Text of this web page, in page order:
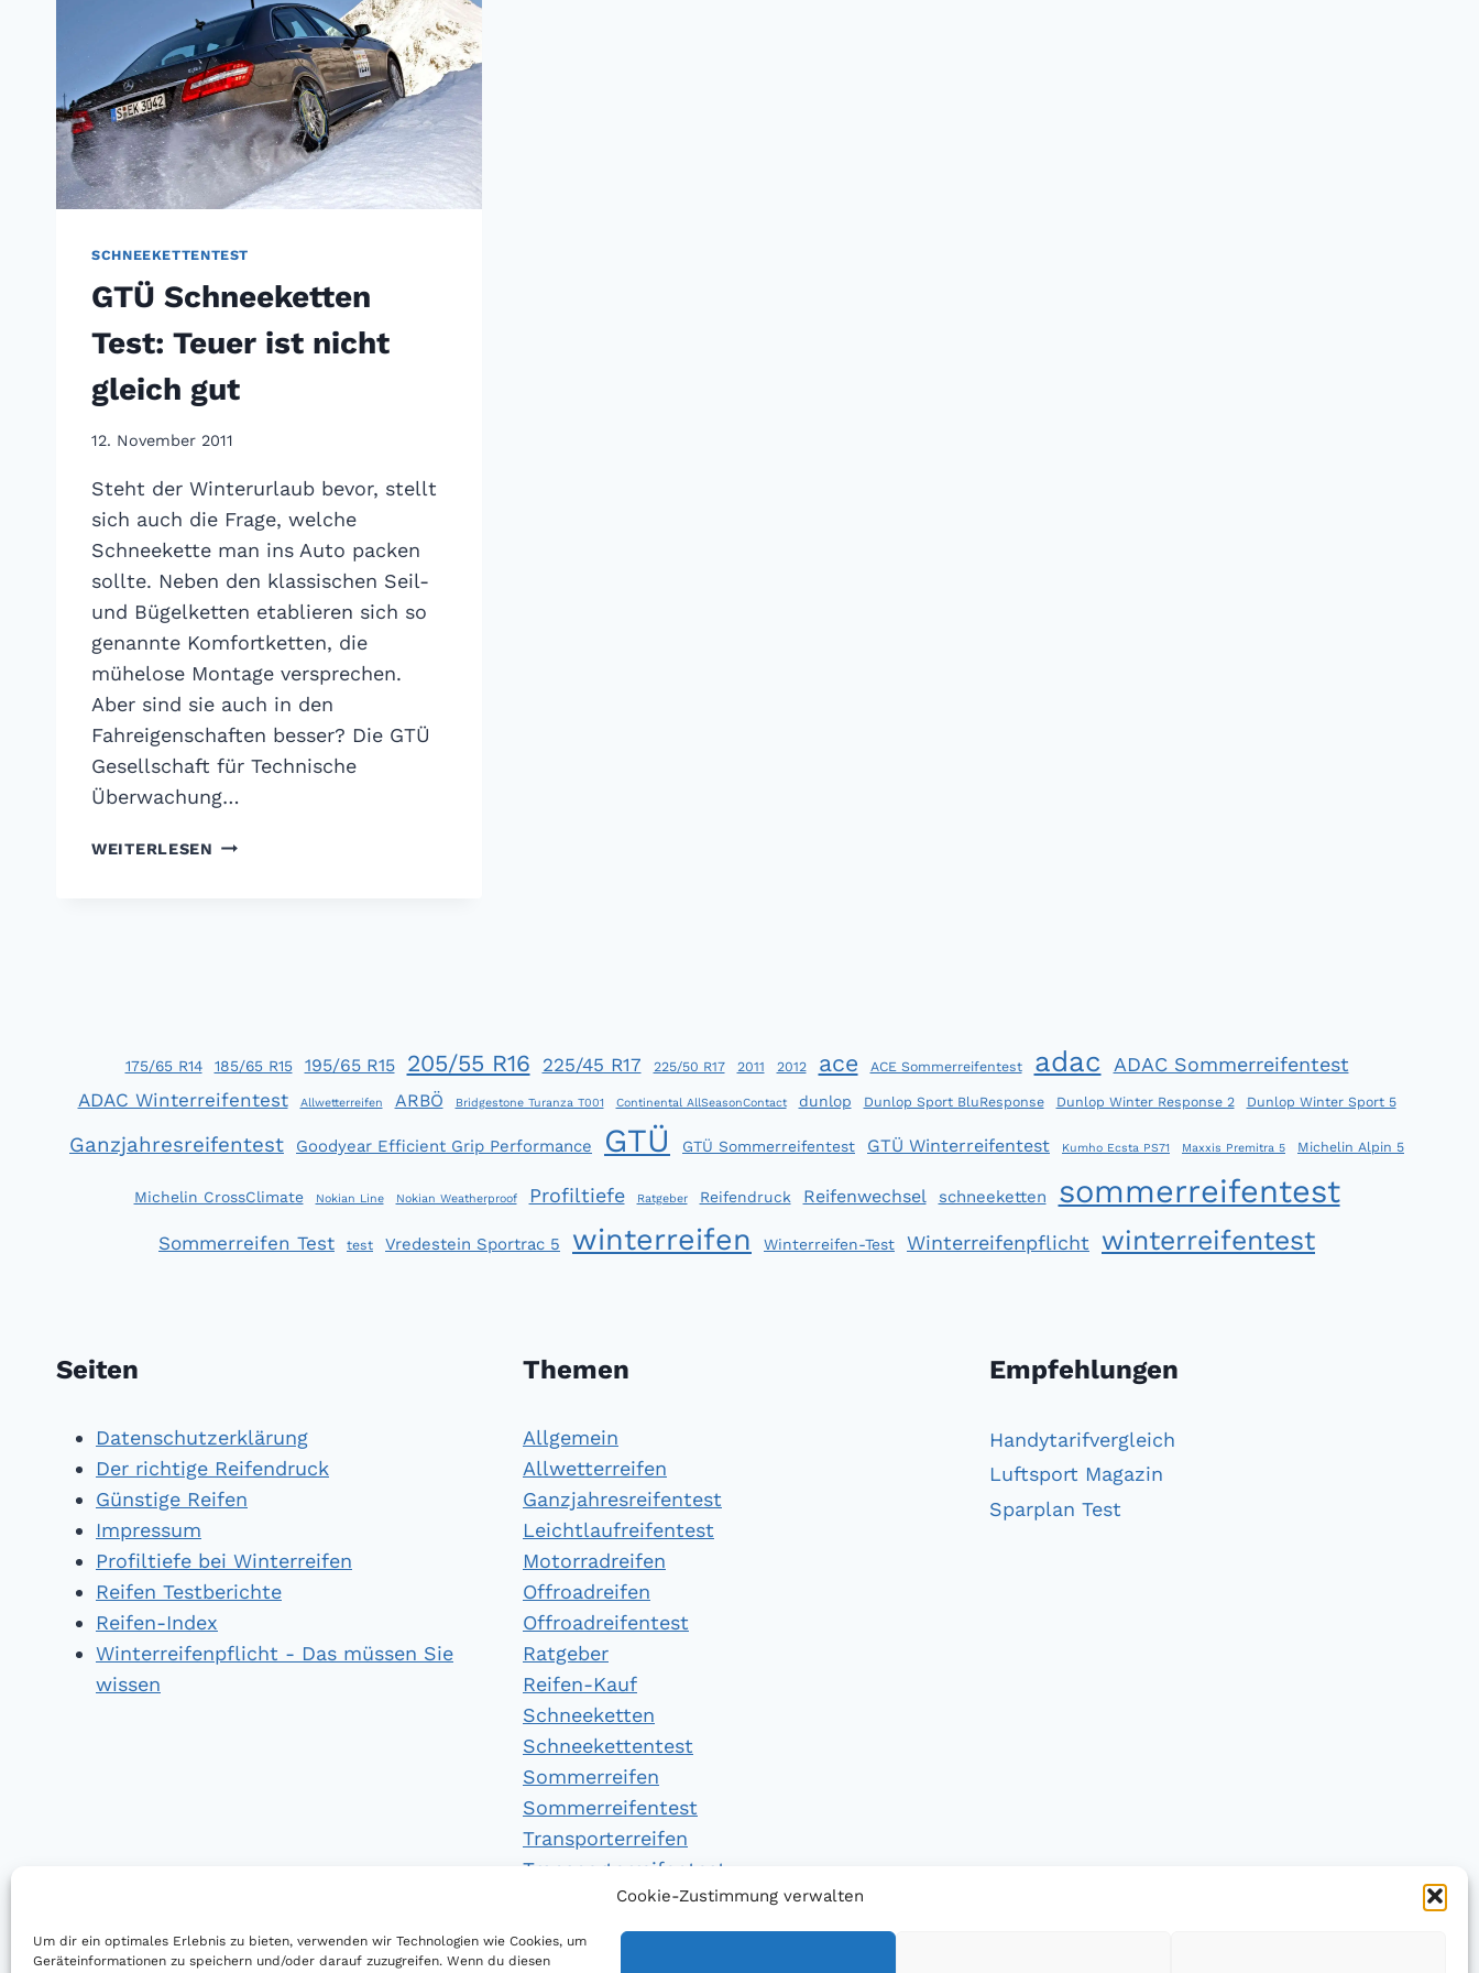
Cookie-Zustimmung verwalten
Um dir ein optimales Erlebnis zu bieten, verwenden wir Technologien wie Cookies, um
Geräteinformationen zu speichern und/oder darauf zuzugreifen. Wenn du diesen
SCHNEEKETTENTEST
GTÜ Schneeketten
Test: Teuer ist nicht
gleich gut
12. November 2011
Steht der Winterurlaub bevor, stellt
sich auch die Frage, welche
Schneekette man ins Auto packen
sollte. Neben den klassischen Seil-
und Bügelketten etablieren sich so
genannte Komfortketten, die
mühelose Montage versprechen.
Aber sind sie auch in den
Fahreigenschaften besser? Die GTÜ
Gesellschaft für Technische
Überwachung…
WEITERLESEN GTÜ
175/65 R14 185/65 R15 195/65 R15 205/55 R16 225/45 R17 225/50 R17 2011 2012 ace ACE Sommerreifentest adac ADAC Sommerreifentest
ADAC Winterreifentest Allwetterreifen ARBÖ Bridgestone Turanza T001 Continental AllSeasonContact dunlop Dunlop Sport BluResponse Dunlop Winter Response 2 Dunlop Winter Sport 5
Ganzjahresreifentest Goodyear Efficient Grip Performance GTÜ GTÜ Sommerreifentest GTÜ Winterreifentest Kumho Ecsta PS71 Maxxis Premitra 5 Michelin Alpin 5
Michelin CrossClimate Nokian Line Nokian Weatherproof Profiltiefe Ratgeber Reifendruck Reifenwechsel schneeketten sommerreifentest
Sommerreifen Test test Vredestein Sportrac 5 winterreifen Winterreifen-Test Winterreifenpflicht winterreifentest
Seiten
Datenschutzerklärung
Der richtige Reifendruck
Günstige Reifen
Impressum
Profiltiefe bei Winterreifen
Reifen Testberichte
Reifen-Index
Winterreifenpflicht - Das müssen Sie
wissen
Themen
Allgemein
Allwetterreifen
Ganzjahresreifentest
Leichtlaufreifentest
Motorradreifen
Offroadreifen
Offroadreifentest
Ratgeber
Reifen-Kauf
Schneeketten
Schneekettentest
Sommerreifen
Sommerreifentest
Transporterreifen
Transporterreifentest
Winterreifen
Winterreifentest
Empfehlungen
Handytarifvergleich
Luftsport Magazin
Sparplan Test